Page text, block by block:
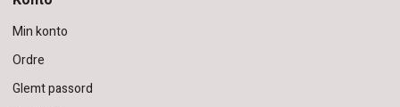
Min konto
Ordre
Glemt passord